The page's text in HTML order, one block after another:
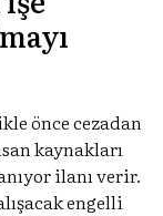
önce cezadan
kaynakları
ilanı verir.
engelli